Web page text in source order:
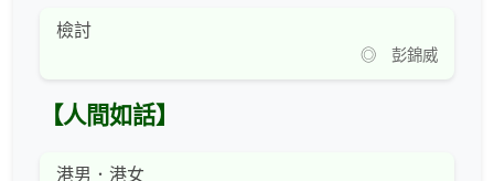
檢討
◎ 彭錦威
【人間如話】
港男．港女